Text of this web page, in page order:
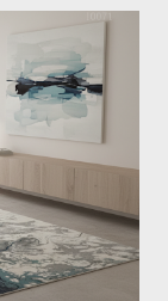
tìm được mẫu
Phòng
Kích Thước) Vì
Trong thiết
trí mà còn đóng
chiếc thảm có
bộ sofa, bàn
...